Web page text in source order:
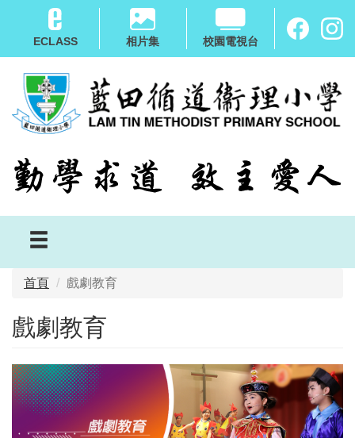
內
ECLASS 相片集 校園電視台
首頁 戲劇教育
戲劇教育